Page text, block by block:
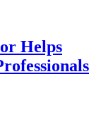
Helps